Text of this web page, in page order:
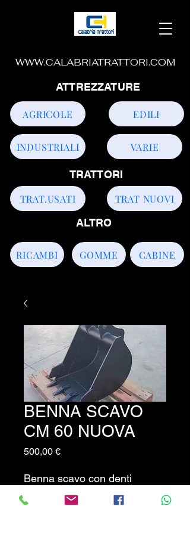
WWW.CALABRIATRATTORI.COM
TRAT.USATI TRAT NUOVI
INDUSTRIALI
AGRICOLE EDILI
VARIE
CABINE
GOMME
RICAMBI
ATTREZZATURE
TRATTORI
ALTRO
BENNA SCAVO
CM 60 NUOVA
500,00 €Prezzo
Benna scavo con denti
NUOVA larghezza CM 60 foro
diametro CM